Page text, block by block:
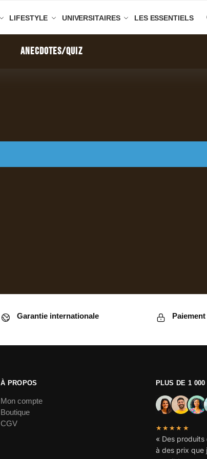
LIFESTYLE UNIVERSITAIRES LES ESSENTIELS
ANECDOTES/QUIZ
Garantie internationale
À PROPOS
Mon compte
Boutique
CGV
PLUS DE 1
★★★★★
« Des produits
à des prix que